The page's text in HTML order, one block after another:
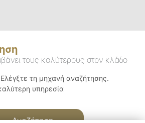
τους καλύτερους στον κλάδο
τη μηχανή αναζήτησης.
υπηρεσία
Αναζήτηση